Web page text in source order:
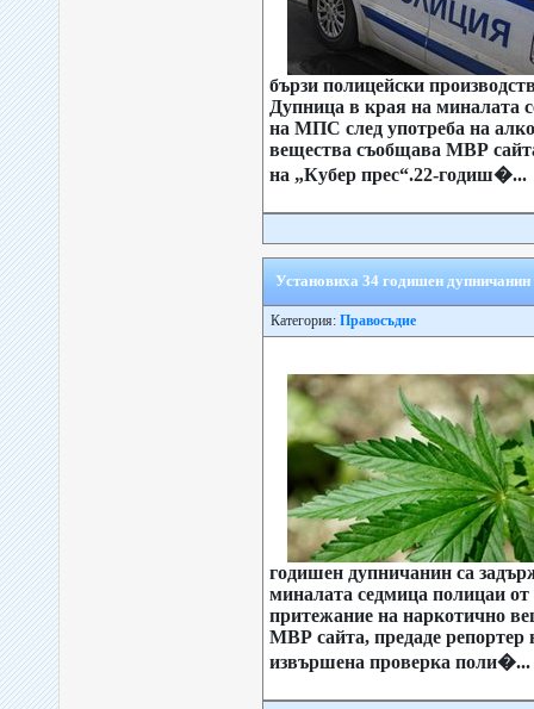
бързи полицейски
Дупница в края на миналата
на МПС след употреба на
вещества съобщава МВР
на „Кубер прес“.22-годиш�...
Установиха 34 годишен дупничанин
Категория: Правосъдие
годишен дупничанин са
миналата седмица полицаи
притежание на наркотично
МВР сайта, предаде репортер
извършена проверка поли�...